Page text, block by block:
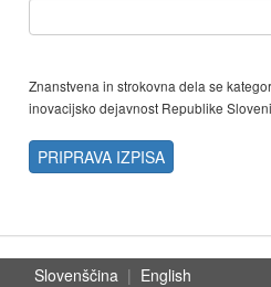
Znanstvena in strokovna dela se
inovacijsko dejavnost Republike
PRIPRAVA IZPISA
Slovenščina | English